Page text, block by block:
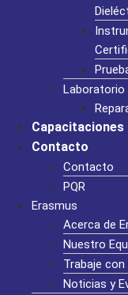
Laboratorio
Capacitaciones
Contacto
Contacto
PQR
Erasmus
Acerca de
Nuestro
Trabaje
Noticias y